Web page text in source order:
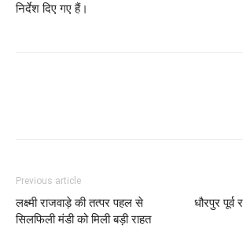
निर्देश दिए गए हैं।
Previous article
लक्ष्मी राजवाड़े की तत्पर पहल से
सिलफिली मंडी को मिली बड़ी राहत
धौरपुर पूर्व